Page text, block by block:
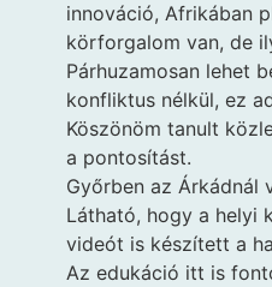
innováció, Afrikában
körforgalom van, de
Párhuzamosan lehet
konfliktus nélkül, ez
Köszönöm tanult
a pontosítást.
Győrben az Árkádnál
Látható, hogy a helyi
videót is készített a
Az edukáció itt is